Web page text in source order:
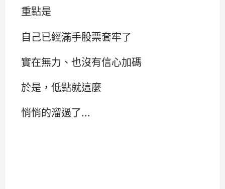
重點是
自己已經滿手股票套牢了
實在無力、也沒有信心加碼
於是，低點就這麼
悄悄的溜過了...